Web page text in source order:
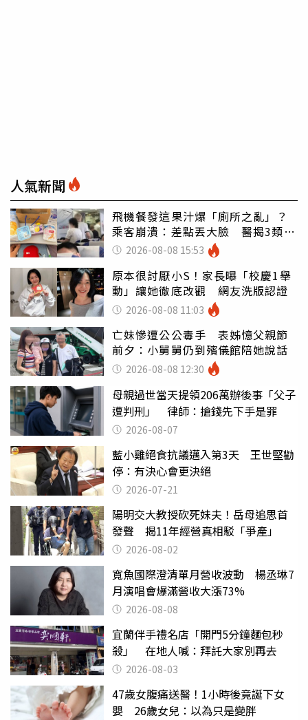
人氣新聞
飛機餐發這果汁爆「廁所之亂」？
乘客崩潰：差點丟大臉 醫揭3類人
別亂喝
2026-08-08 15:53
原本很討厭小S！家長曝「校慶1舉
動」讓她徹底改觀 網友洗版認證
2026-08-08 11:03
亡妹慘遭公公毒手 表姊憶父親節
前夕：小舅舅仍到殯儀館陪她說話
2026-08-08 12:30
母親過世當天提領206萬辦後事「父子
遭判刑」 律師：搶錢先下手是罪
2026-08-07
藍小雞絕食抗議邁入第3天 王世堅勸
停：有決心會更決絕
2026-07-21
陽明交大教授砍死妹夫！岳母追思首
發聲 揭11年經營真相駁「爭產」
2026-08-02
寬魚國際澄清單月營收波動 楊丞琳7
月演唱會爆滿營收大漲73%
2026-08-08
宜蘭伴手禮名店「開門5分鐘麵包秒
殺」 在地人喊：拜託大家別再去
2026-08-03
47歲女腹痛送醫！1小時後竟誕下女
嬰 26歲女兒：以為只是變胖